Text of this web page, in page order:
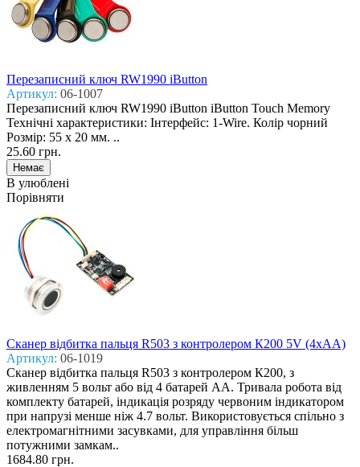
Перезаписний ключ RW1990 iButton
Артикул: 06-1007
Перезаписний ключ RW1990 iButton iButton Touch Memory
Технічні характеристики: Інтерфейс: 1-Wire. Колір чорний
Розмір: 55 х 20 мм. ..
25.60 грн.
В улюблені
Порівняти
Сканер відбитка пальця R503 з контролером К200 5V (4хАА)
Артикул: 06-1019
Сканер відбитка пальця R503 з контролером К200, з
живленням 5 вольт або від 4 батарей АА. Тривала робота від
комплекту батарей, індикація розряду червоним індикатором
при напрузі менше ніж 4.7 вольт. Використовується спільно з
електромагнітними засувками, для управління більш
потужними замкам..
1684.80 грн.